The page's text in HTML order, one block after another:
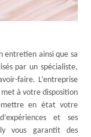
entretien ainsi que sa
par un spécialiste,
faire. L’entreprise
à votre disposition
en état votre
et ses
vous garantit des